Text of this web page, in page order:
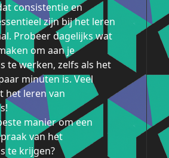
consistentie en
zijn bij het leren
Probeer dagelijks wat
om aan je
te werken, zelfs als het
minuten is. Veel
het leren van
manier om een
van het
te krijgen?